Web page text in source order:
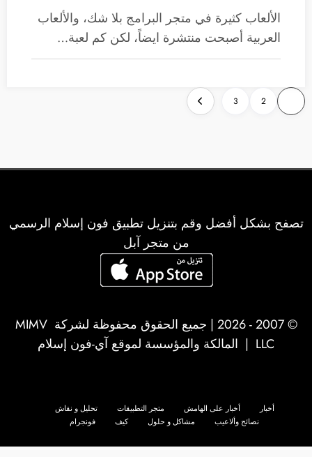
الألعاب كثيرة في متجر البرامج بلا شك، والألعاب
العربية أصبحت منتشرة ايضاً، لكن كم لعبة…
تعدد
صفحات
2
3
تصفح بشكل أفضل وقم بتنزيل تطبيق فون إسلام الرسمي
من متجر آبل
© 2007 - 2026 | جميع الحقوق محفوظة لشركة
MIMV
LLC | المالكة والمؤسسة لموقع آي-فون إسلام
أخبار أخبار على الهامش متجر التطبيقات
تحليل و نقاش
نصائح وألاعيب
مشاكل و حلول كيف فونجرام